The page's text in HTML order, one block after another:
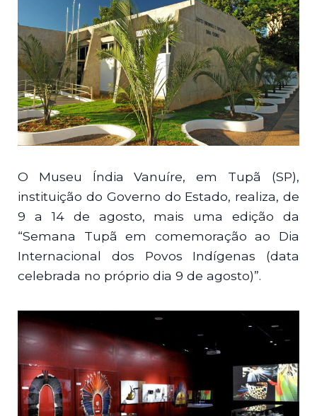
O Museu Índia Vanuíre, em Tupã (SP),
instituição do Governo do Estado, realiza, de
9 a 14 de agosto, mais uma edição da
“Semana Tupã em comemoração ao Dia
Internacional dos Povos Indígenas (data
celebrada no próprio dia 9 de agosto)”.